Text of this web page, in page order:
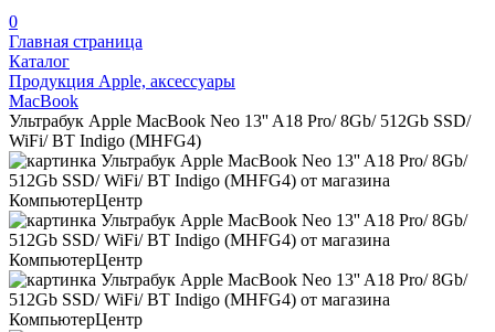
0
Главная страница
Каталог
Продукция Apple, аксессуары
MacBook
Ультрабук Apple MacBook Neo 13'' A18 Pro/ 8Gb/ 512Gb SSD/
WiFi/ BT Indigo (MHFG4)